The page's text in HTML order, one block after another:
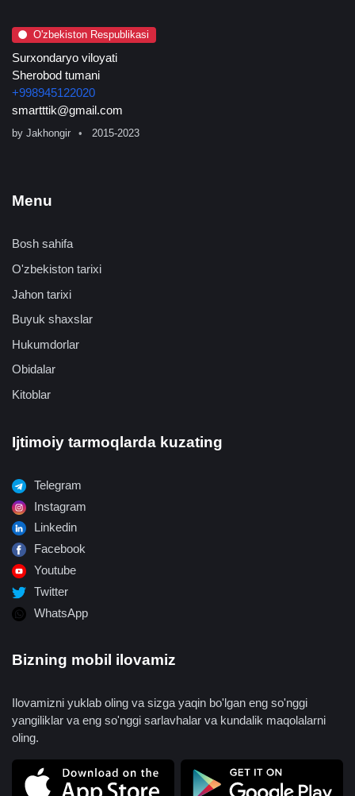
O'zbekiston Respublikasi
Surxondaryo viloyati
Sherobod tumani
+998945122020
smartttik@gmail.com
by Jakhongir 2015-2023
Menu
Bosh sahifa
O'zbekiston tarixi
Jahon tarixi
Buyuk shaxslar
Hukumdorlar
Obidalar
Kitoblar
Ijtimoiy tarmoqlarda kuzating
Telegram
Instagram
Linkedin
Facebook
Youtube
Twitter
WhatsApp
Bizning mobil ilovamiz
Ilovamizni yuklab oling va sizga yaqin bo'lgan eng so'nggi
yangiliklar va eng so'nggi sarlavhalar va kundalik maqolalarni
oling.